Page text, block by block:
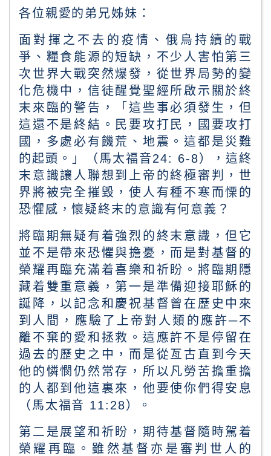
各位親愛的弟兄姊妹：
面對揮之不去的疫情、俄烏持續的戰
爭、糧食能源的短缺，不少人害怕第三
次世界大戰突然爆發，從世界局勢的變
化危機中，信徒醒覺聖經所啟示關於終
末來臨的警告，「這些事必須發生，但
這還不是終結。民要攻打民，國要攻打
國，多處必有饑荒、地震。這都是災難
的起頭。」（馬太福音24: 6-8），這終
末意識讓人聯想到上帝的終極審判，世
界將被完全摧毀，使人有種不寒而慄的
恐懼感，懷疑終末的意識有何意義？
將臨期無疑有着強烈的終末意識，但它
並不是帶來恐懼與擔憂，而是對基督的
榮耀再臨充滿着喜樂和祈盼。將臨期隱
藏着雙重意義，第一是準備迎接耶穌的
誕降，以記念和慶祝基督曾在歷史中來
到人間，應驗了上帝對人類的應許─不
離不棄的愛和拯救。這應許不是停留在
過去的歷史之中，而是從亙古直到今天
他的憐憫仍然常存，所以凡勞苦擔重擔
的人都到他這裏來，他要使你們得安息
（馬太福音 11:28）。
第二是展望和祈盼，期待基督隨時駕着
榮耀再臨。雖然基督亦是審判世人的